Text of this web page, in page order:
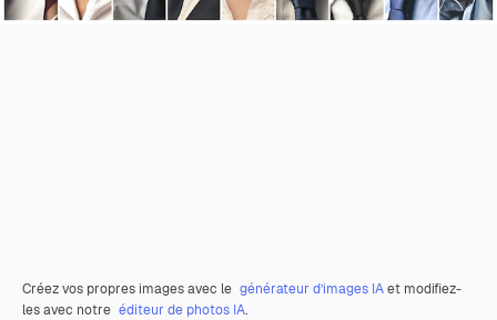
Créez vos propres images avec le générateur d’images IAet modifiez-
les avec notre éditeur de photos IA.